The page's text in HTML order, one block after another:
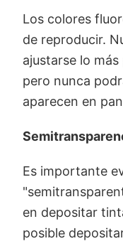
Los colores
de reproducir.
ajustarse lo
pero nunca
aparecen en
Es importante
en depositar
posible